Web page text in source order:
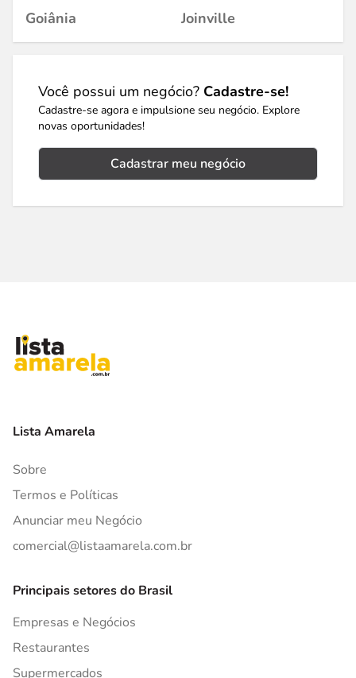
Goiânia
Joinville
Você possui um negócio? Cadastre-se!
Cadastre-se agora e impulsione seu negócio. Explore
novas oportunidades!
Cadastrar meu negócio
Lista Amarela
Sobre
Termos e Políticas
Anunciar meu Negócio
comercial@listaamarela.com.br
Principais setores do Brasil
Empresas e Negócios
Restaurantes
Supermercados